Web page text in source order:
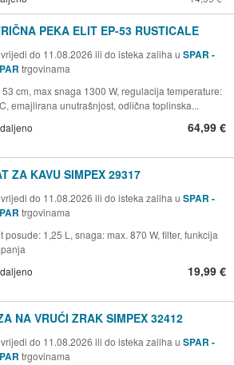
PEKA ELIT EP-53 RUSTICALE
do 11.08.2026 ili do isteka zaliha u SPAR -
trgovinama
cm, max snaga 1300 W, regulacija temperature:
emajlirana unutrašnjost, odlična toplinska...
64,99 €
ZA KAVU SIMPEX 29317
do 11.08.2026 ili do isteka zaliha u SPAR -
trgovinama
posude: 1,25 L, snaga: max. 870 W, filter, funkcija
19,99 €
NA VRUĆI ZRAK SIMPEX 32412
do 11.08.2026 ili do isteka zaliha u SPAR -
trgovinama